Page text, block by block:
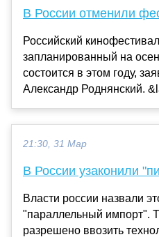
В России отменили
Российский
запланированный на
состоится в этом году,
Александр Роднянский.
21:30, 31 Мар
В России узаконили
Власти россии назвали
"параллельный импорт".
разрешено ввозить